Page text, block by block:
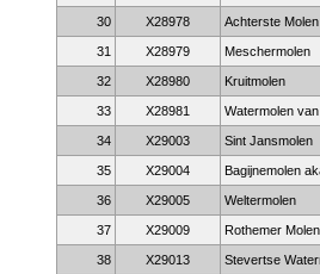
30 X28978 Achterste
31 X28979 Meschermolen
32 X28980 Kruitmolen
33 X28981 Watermolen
34 X29003 Sint Jansmolen
35 X29004 Bagijnemolen
36 X29005 Weltermolen
37 X29009 Rothemer
38 X29013 Stevertse